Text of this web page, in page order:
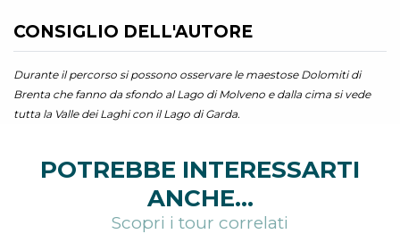
CONSIGLIO DELL'AUTORE
Durante il percorso si possono osservare le maestose Dolomiti di
Brenta che fanno da sfondo al Lago di Molveno e dalla cima si vede
tutta la Valle dei Laghi con il Lago di Garda.
POTREBBE INTERESSARTI
ANCHE...
Scopri i tour correlati